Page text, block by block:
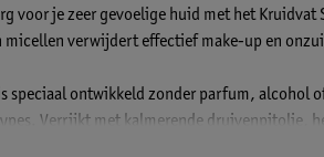
voor je zeer gevoelige huid met het
micellen verwijdert effectief make-up en
speciaal ontwikkeld zonder parfum, alcohol
Verrijkt met kalmerende druivenpitolie,
schoon, zacht en verzorgd aan, zonder